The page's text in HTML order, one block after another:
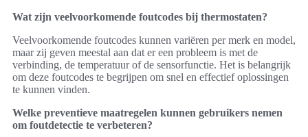
Wat zijn veelvoorkomende foutcodes bij thermostaten?
Veelvoorkomende foutcodes kunnen variëren per merk en model,
maar zij geven meestal aan dat er een probleem is met de
verbinding, de temperatuur of de sensorfunctie. Het is belangrijk
om deze foutcodes te begrijpen om snel en effectief oplossingen
te kunnen vinden.
Welke preventieve maatregelen kunnen gebruikers nemen
om foutdetectie te verbeteren?